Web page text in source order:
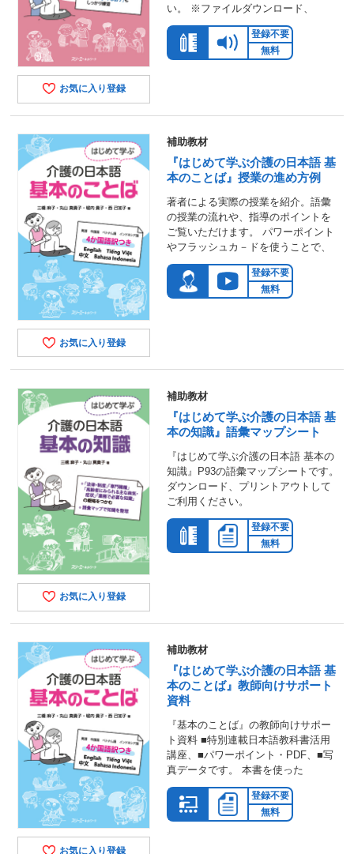
お気に入り登録
い。 ※ファイルダウンロード、
登録不要
無料
お気に入り登録
補助教材
『はじめて学ぶ介護の日本語 基
本のことば』授業の進め方例
著者による実際の授業を紹介。語彙
の授業の流れや、指導のポイントを
ご覧いただけます。 パワーポイント
やフラッシュカ－ドを使うことで、
登録不要
無料
お気に入り登録
補助教材
『はじめて学ぶ介護の日本語 基
本の知識』語彙マップシート
『はじめて学ぶ介護の日本語 基本の
知識』P93の語彙マップシートです。
ダウンロード、プリントアウトして
ご利用ください。
登録不要
無料
お気に入り登録
補助教材
『はじめて学ぶ介護の日本語 基
本のことば』教師向けサポート
資料
『基本のことば』の教師向けサポー
ト資料 ■特別連載日本語教科書活用
講座、■パワーポイント・PDF、■写
真データです。 本書を使った
登録不要
無料